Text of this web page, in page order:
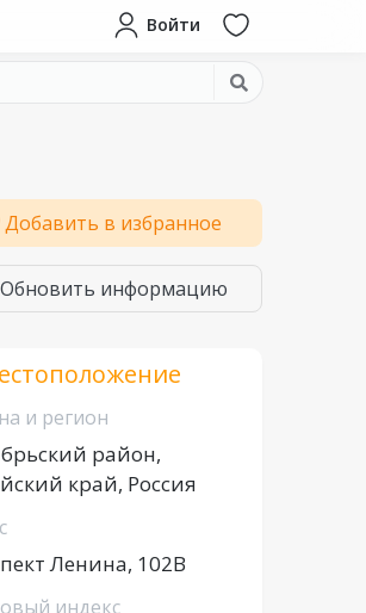
Войти
Добавить в избранное
информацию
и регион
район,
край, Россия
Ленина, 102В
индекс